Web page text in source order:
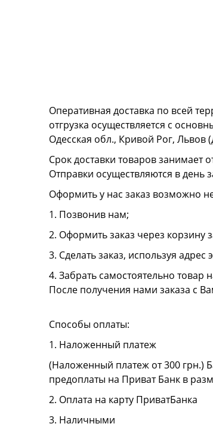
Оперативная доставка по всей
отгрузка осуществляется с
Одесская обл., Кривой Рог, Львов
Срок доставки товаров занимает
Отправки осуществляются в
Оформить у нас заказ возможно
1. Позвонив нам;
2. Оформить заказ через корзину
3. Сделать заказ, используя
4. Забрать самостоятельно товар
После получения нами заказа с
Способы оплаты:
1. Наложенный платеж
(Наложенный платеж от 300 грн.)
предоплаты на Приват Банк в
2. Оплата на карту ПриватБанка
3. Наличными